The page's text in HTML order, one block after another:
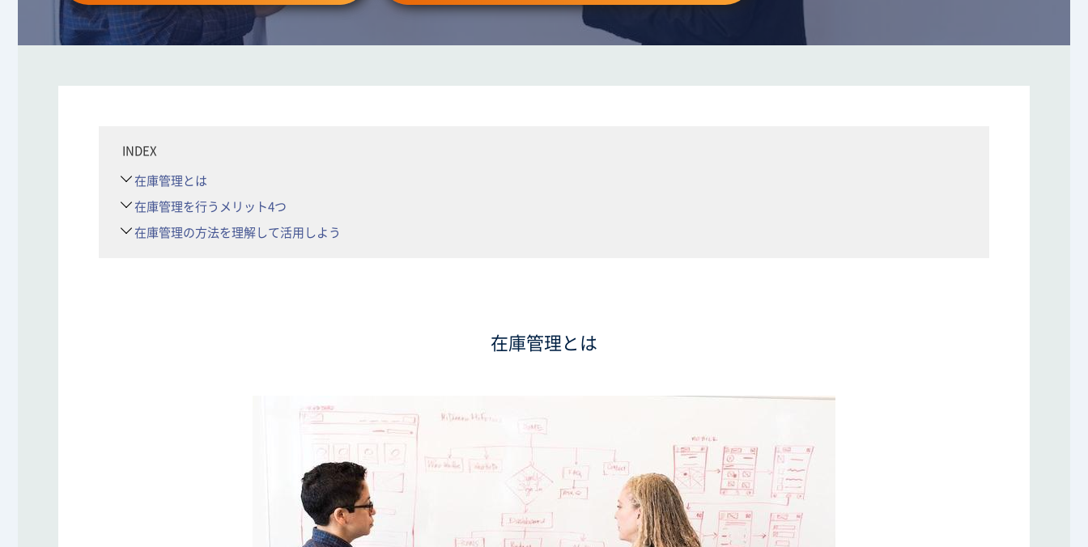
INDEX
在庫管理とは
在庫管理を行うメリット4つ
在庫管理の方法を理解して活用しよう
在庫管理とは